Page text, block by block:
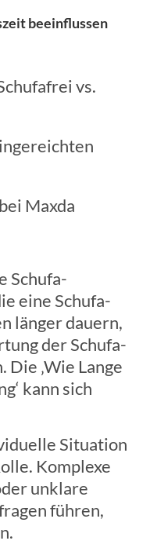
beeinflussen
vs.
Maxda
Schufa-
eine Schufa-
länger dauern,
der Schufa-
‚Wie Lange
kann sich
Situation
Komplexe
unklare
führen,